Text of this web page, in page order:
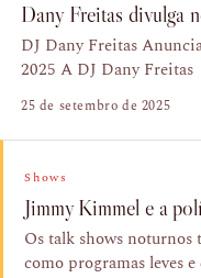
Dany Freitas divulga
DJ Dany Freitas
2025 A DJ Dany Freitas
25 de setembro de 2025
Shows
Jimmy Kimmel e a
Os talk shows
como programas leves